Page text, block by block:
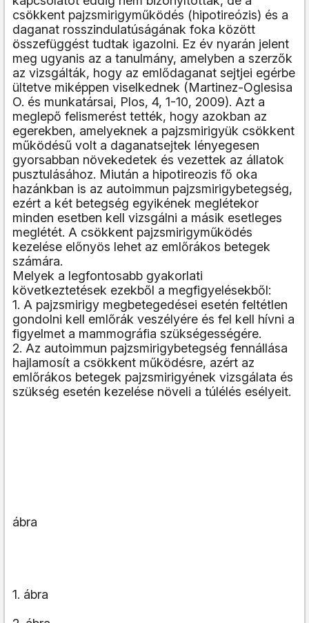
csökkent pajzsmirigyműködés (hipotireózis) és a
daganat rosszindulatúságának foka között
összefüggést tudtak igazolni. Ez év nyarán jelent
meg ugyanis az a tanulmány, amelyben a szerzők
az vizsgálták, hogy az emlődaganat sejtjei egérbe
ültetve miképpen viselkednek (Martinez-Oglesisa
O. és munkatársai, Plos, 4, 1-10, 2009). Azt a
meglepő felismerést tették, hogy azokban az
egerekben, amelyeknek a pajzsmirigyük csökkent
működésű volt a daganatsejtek lényegesen
gyorsabban növekedetek és vezettek az állatok
pusztulásához. Miután a hipotireozis fő oka
hazánkban is az autoimmun pajzsmirigybetegség,
ezért a két betegség egyikének meglétekor
minden esetben kell vizsgálni a másik esetleges
meglétét. A csökkent pajzsmirigyműködés
kezelése előnyös lehet az emlőrákos betegek
számára.
Melyek a legfontosabb gyakorlati
következtetések ezekből a megfigyelésekből:
1. A pajzsmirigy megbetegedései esetén feltétlen
gondolni kell emlőrák veszélyére és fel kell hívni a
figyelmet a mammográfia szükségességére.
2. Az autoimmun pajzsmirigybetegség fennállása
hajlamosít a csökkent működésre, azért az
emlőrákos betegek pajzsmirigyének vizsgálata és
szükség esetén kezelése növeli a túlélés esélyeit.
ábra
1. ábra